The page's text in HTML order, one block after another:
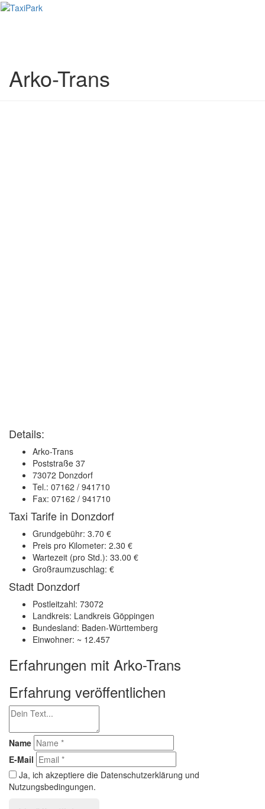
Arko-Trans
Details:
Arko-Trans
Poststraße 37
73072 Donzdorf
Tel.: 07162 / 941710
Fax: 07162 / 941710
Taxi Tarife in Donzdorf
Grundgebühr: 3.70 €
Preis pro Kilometer: 2.30 €
Wartezeit (pro Std.): 33.00 €
Großraumzuschlag: €
Stadt Donzdorf
Postleitzahl: 73072
Landkreis: Landkreis Göppingen
Bundesland: Baden-Württemberg
Einwohner: ~ 12.457
Erfahrungen mit Arko-Trans
Erfahrung veröffentlichen
Name
E-Mail
Ja, ich akzeptiere die Datenschutzerklärung und
Nutzungsbedingungen.